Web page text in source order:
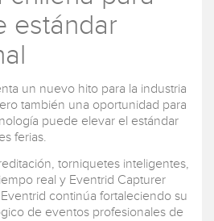
estándar
un nuevo hito para la industria
también una oportunidad para
puede elevar el estándar
ferias.
torniquetes inteligentes,
real y Eventrid Capturer
continúa fortaleciendo su
de eventos profesionales de